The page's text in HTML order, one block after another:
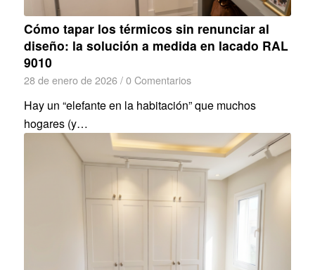
Cómo tapar los térmicos sin renunciar al
diseño: la solución a medida en lacado RAL
9010
28 de enero de 2026 / 0 Comentarios
Hay un “elefante en la habitación” que muchos
hogares (y…